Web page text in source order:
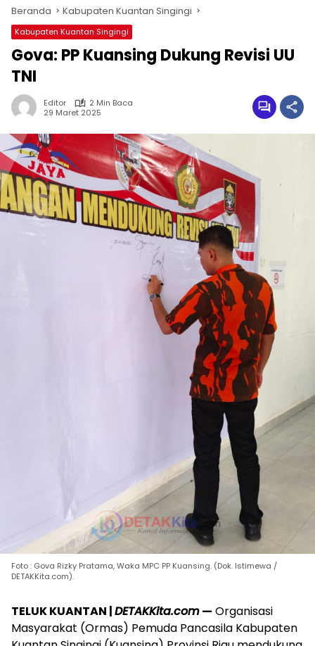
Beranda Kabupaten Kuantan Singingi
Kabupaten Kuantan Singingi
Gova: PP Kuansing Dukung Revisi UU
TNI
Editor
2 Min Baca
29 Maret 2025
Foto : Gova Rizky Pratama, Waka MPC PP Kuansing. (Dok. Istimewa /
DETAKKita.com).
TELUK KUANTAN |DETAKKita.com— Organisasi
Masyarakat (Ormas) Pemuda Pancasila Kabupaten